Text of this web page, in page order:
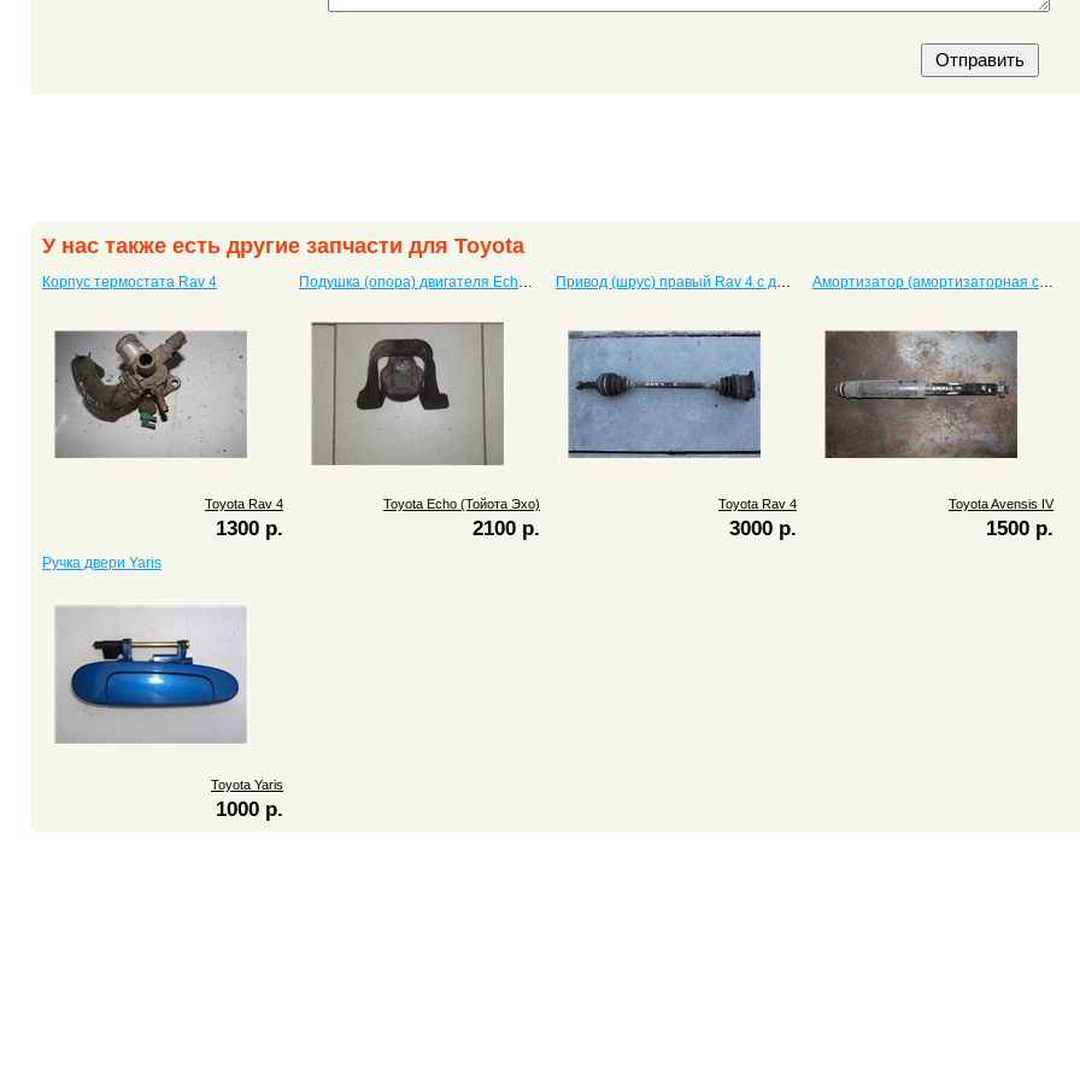
У нас также есть другие запчасти для Toyota
Корпус термостата Rav 4
Toyota Rav 4
1300 р.
Подушка (опора) двигателя Echo (Тойота Эхо)
Toyota Echo (Тойота Эхо)
2100 р.
Привод (шрус) правый Rav 4 с двигателем 3S
Toyota Rav 4
3000 р.
Амортизатор (амортизаторная стойка) задний левый Avensis IV
Toyota Avensis IV
1500 р.
Ручка двери Yaris
Toyota Yaris
1000 р.